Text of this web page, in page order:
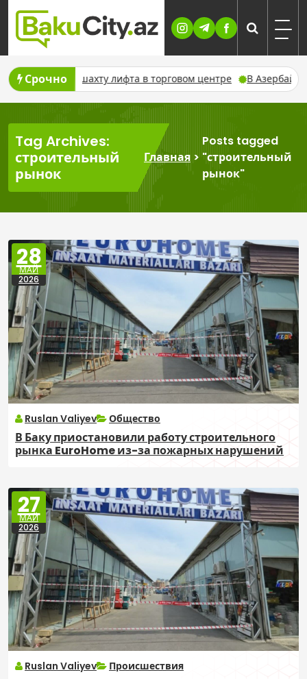
Skip
content
Срочно
в шахту лифта в торговом центре В Азербайджане
Tag Archives:
строительный
рынок
Главная >
Posts tagged
"строительный
рынок"
28
МАЙ
2026
Ruslan Valiyev Общество
В Баку приостановили работу строительного
рынка EuroHome из-за пожарных нарушений
27
МАЙ
2026
Ruslan Valiyev Происшествия